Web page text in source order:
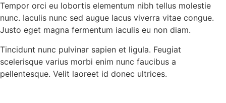
Tempor orci eu lobortis elementum nibh tellus molestie
nunc. Iaculis nunc sed augue lacus viverra vitae congue.
Justo eget magna fermentum iaculis eu non diam.
Tincidunt nunc pulvinar sapien et ligula. Feugiat
scelerisque varius morbi enim nunc faucibus a
pellentesque. Velit laoreet id donec ultrices.